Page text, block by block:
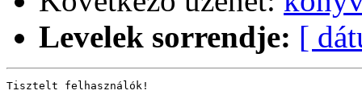
Levelek sorrendje: [
Tisztelt felhasználók!